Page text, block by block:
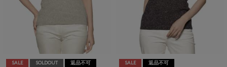
SALE SOLDOUT 返品不可 SALE 返品不可